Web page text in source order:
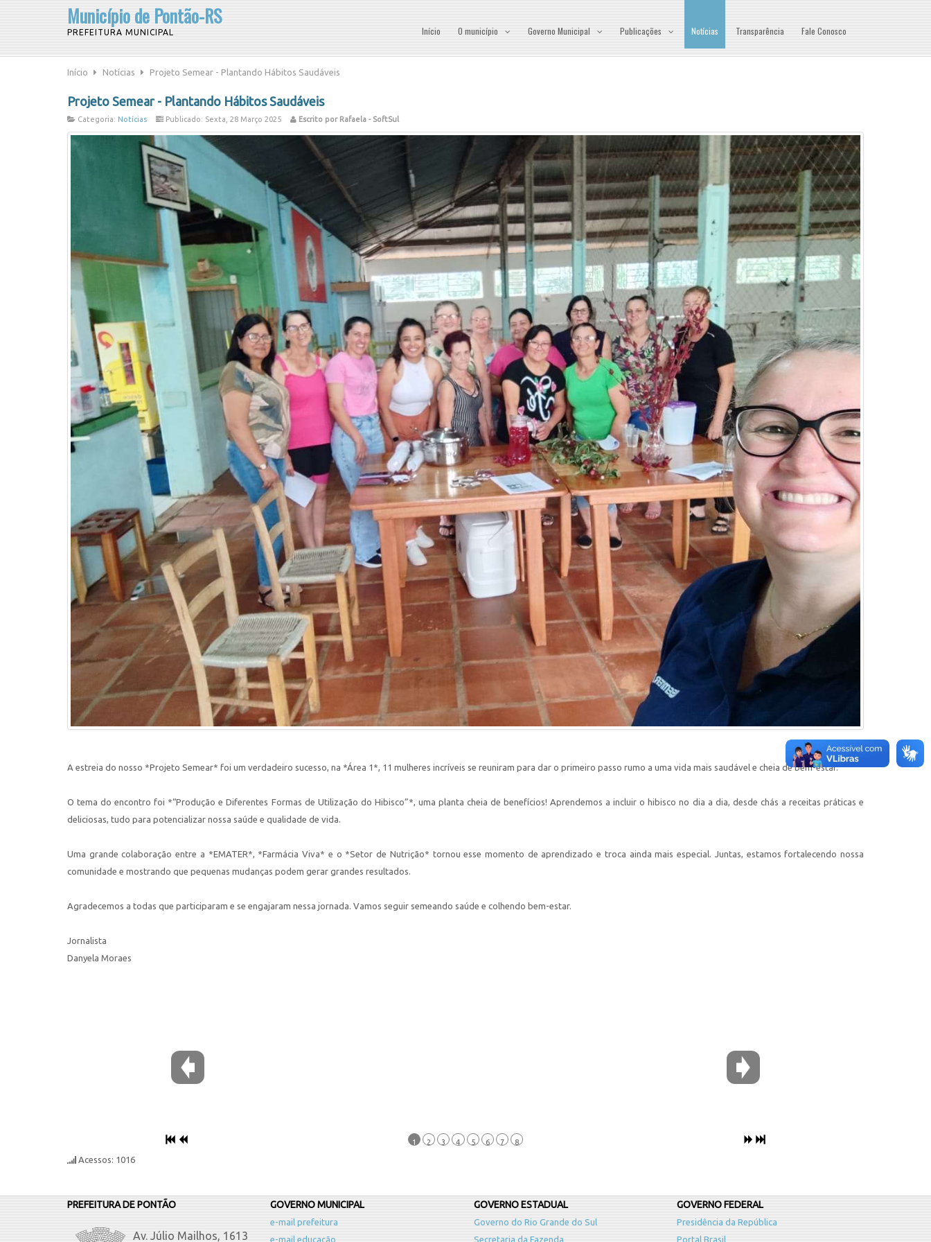
Município de Pontão-RS
PREFEITURA MUNICIPAL Início O município Governo Municipal Publicações Notícias Transparência Fale Conosco
Início Notícias Projeto Semear - Plantando Hábitos Saudáveis
Projeto Semear - Plantando Hábitos Saudáveis
Categoria: Notícias Publicado: Sexta, 28 Março 2025 Escrito por Rafaela - SoftSul
A estreia do nosso *Projeto Semear* foi um verdadeiro sucesso, na *Área 1*, 11 mulheres incríveis se reuniram para dar o primeiro passo rumo a uma vida mais saudável e cheia de bem-estar.
O tema do encontro foi *“Produção e Diferentes Formas de Utilização do Hibisco”*, uma planta cheia de benefícios! Aprendemos a incluir o hibisco no dia a dia, desde chás a receitas práticas e
deliciosas, tudo para potencializar nossa saúde e qualidade de vida.
Uma grande colaboração entre a *EMATER*, *Farmácia Viva* e o *Setor de Nutrição* tornou esse momento de aprendizado e troca ainda mais especial. Juntas, estamos fortalecendo nossa
comunidade e mostrando que pequenas mudanças podem gerar grandes resultados.
Agradecemos a todas que participaram e se engajaram nessa jornada. Vamos seguir semeando saúde e colhendo bem-estar.
Jornalista
Danyela Moraes
1 2 3 4 5 6 7 8
Acessos: 1016
PREFEITURA DE PONTÃO
Av. Júlio Mailhos, 1613
GOVERNO MUNICIPAL
e-mail prefeitura
e-mail educação
GOVERNO ESTADUAL
Governo do Rio Grande do Sul
Secretaria da Fazenda
GOVERNO FEDERAL
Presidência da República
Portal Brasil